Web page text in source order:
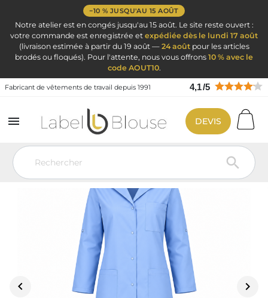
−10 % JUSQU'AU 15 AOÛT
Notre atelier est en congés jusqu'au 15 août. Le site reste ouvert :
votre commande est enregistrée et expédiée dès le lundi 17 août
(livraison estimée à partir du 19 août — 24 aoûtpour les articles
brodés ou floqués). Pour l'attente, nous vous offrons 10 % avec le
code AOUT10.
Fabricant de vêtements de travail depuis 1991 4,1/5


DEVIS
Vêtement de travail Blouse médicale
Blouse médicale femme
 